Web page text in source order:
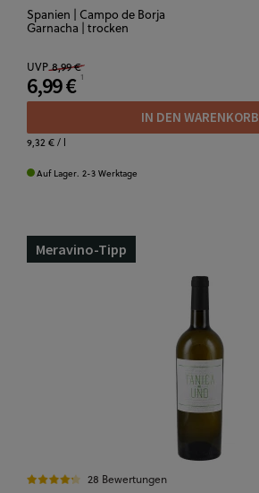
Spanien | Campo de Borja
Garnacha | trocken
UVP 8,99 €
6,99 €
IN DEN WARENKORB
9,32 €/ l
Auf Lager. 2-3 Werktage
Meravino-Tipp
28 Bewertungen